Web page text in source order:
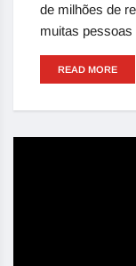
de milhões de
muitas pessoas
READ MORE